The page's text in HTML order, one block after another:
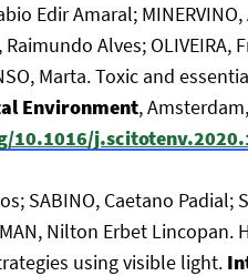
Edir Amaral;
Raimundo Alves;
Marta. Toxic and
Environment,
10.1016/
SABINO, Caetano Padial;
Nilton Erbet
using visible light.